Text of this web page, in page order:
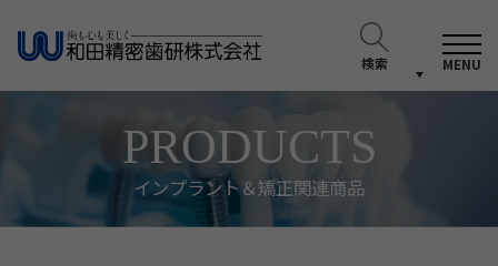
検索 MENU
PRODUCTS
インプラント＆矯正関連商品